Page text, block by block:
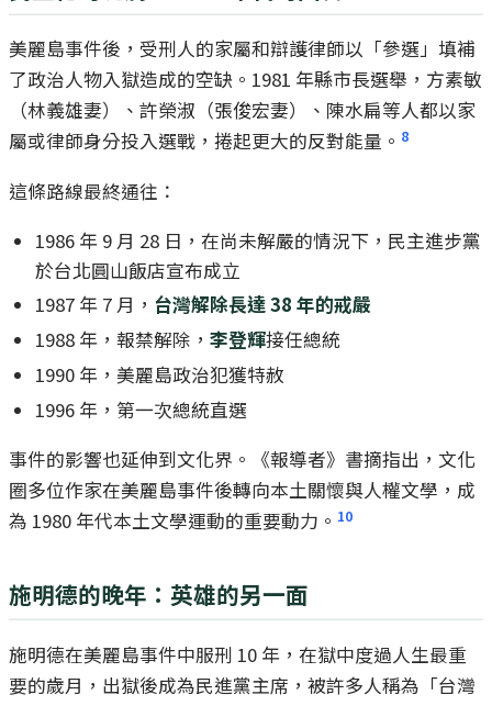
美麗島事件後，受刑人的家屬和辯護律師以「參選」填補
了政治人物入獄造成的空缺。1981 年縣市長選舉，方素敏
（林義雄妻）、許榮淑（張俊宏妻）、陳水扁等人都以家
屬或律師身分投入選戰，捲起更大的反對能量。 8
這條路線最終通往：
1986 年 9 月 28 日，在尚未解嚴的情況下，民主進步黨
於台北圓山飯店宣布成立
1987 年 7 月， 台灣解除長達 38 年的戒嚴
1988 年，報禁解除， 李登輝接任總統
1990 年，美麗島政治犯獲特赦
1996 年，第一次總統直選
事件的影響也延伸到文化界。《報導者》書摘指出，文化
圈多位作家在美麗島事件後轉向本土關懷與人權文學，成
為 1980 年代本土文學運動的重要動力。 10
施明德的晚年：英雄的另一面
施明德在美麗島事件中服刑 10 年，在獄中度過人生最重
要的歲月，出獄後成為民進黨主席，被許多人稱為「台灣